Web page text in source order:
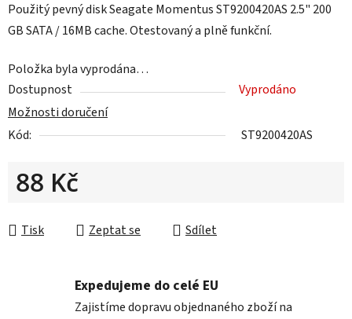
Použitý pevný disk Seagate Momentus ST9200420AS 2.5" 200
GB SATA / 16MB cache. Otestovaný a plně funkční.
Položka byla vyprodána…
Dostupnost
Vyprodáno
Možnosti doručení
Kód:
ST9200420AS
88 Kč
Tisk
Zeptat se Sdílet
Expedujeme do celé EU
Zajistíme dopravu objednaného zboží na